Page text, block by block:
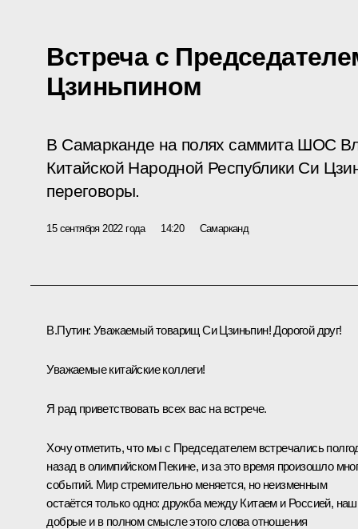
Встреча с
Цзиньпином
В Самарканде на полях саммита ШОС
Китайской Народной Республики Си
переговоры.
15 сентября 2022 года 14:20 Самарканд
В.Путин: Уважаемый товарищ Си Цзиньпин! Дорогой друг!
Уважаемые китайские коллеги!
Я рад приветствовать всех вас на встрече.
Хочу отметить, что мы с Председателем встречались
назад в олимпийском Пекине, и за это время произошло
событий. Мир стремительно меняется, но неизменным
остаётся только одно: дружба между Китаем и Россией,
добрые и в полном смысле этого слова отношения